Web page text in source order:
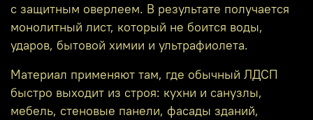
с защитным оверлеем. В результате получается
монолитный лист, который не боится воды,
ударов, бытовой химии и ультрафиолета.
Материал применяют там, где обычный ЛДСП
быстро выходит из строя: кухни и санузлы,
мебель, стеновые панели, фасады зданий,